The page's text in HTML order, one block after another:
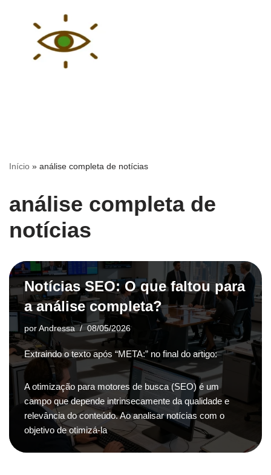
Início » análise completa de notícias
análise completa de
notícias
Notícias SEO: O que faltou para
a análise completa?
por Andressa 08/05/2026
Extraindo o texto após “META:” no final do artigo:
A otimização para motores de busca (SEO) é um
campo que depende intrinsecamente da qualidade e
relevância do conteúdo. Ao analisar notícias com o
objetivo de otimizá-la